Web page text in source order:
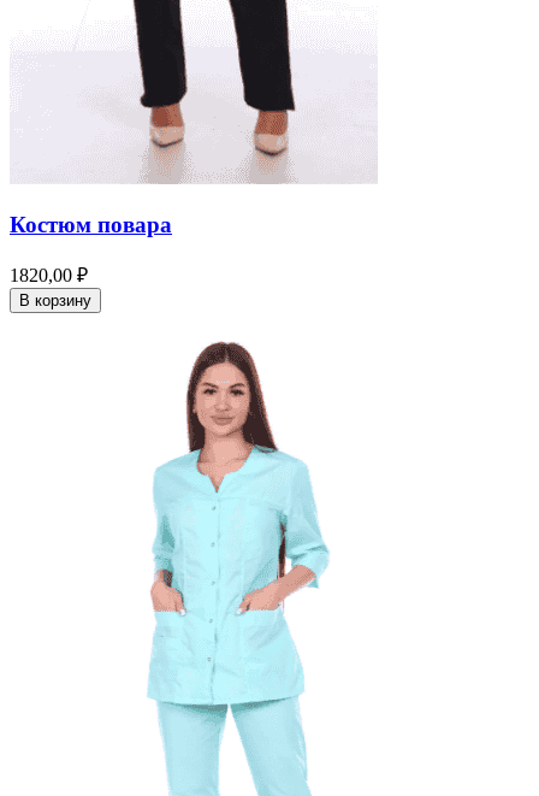
Костюм повара
1820,00 ₽
В корзину